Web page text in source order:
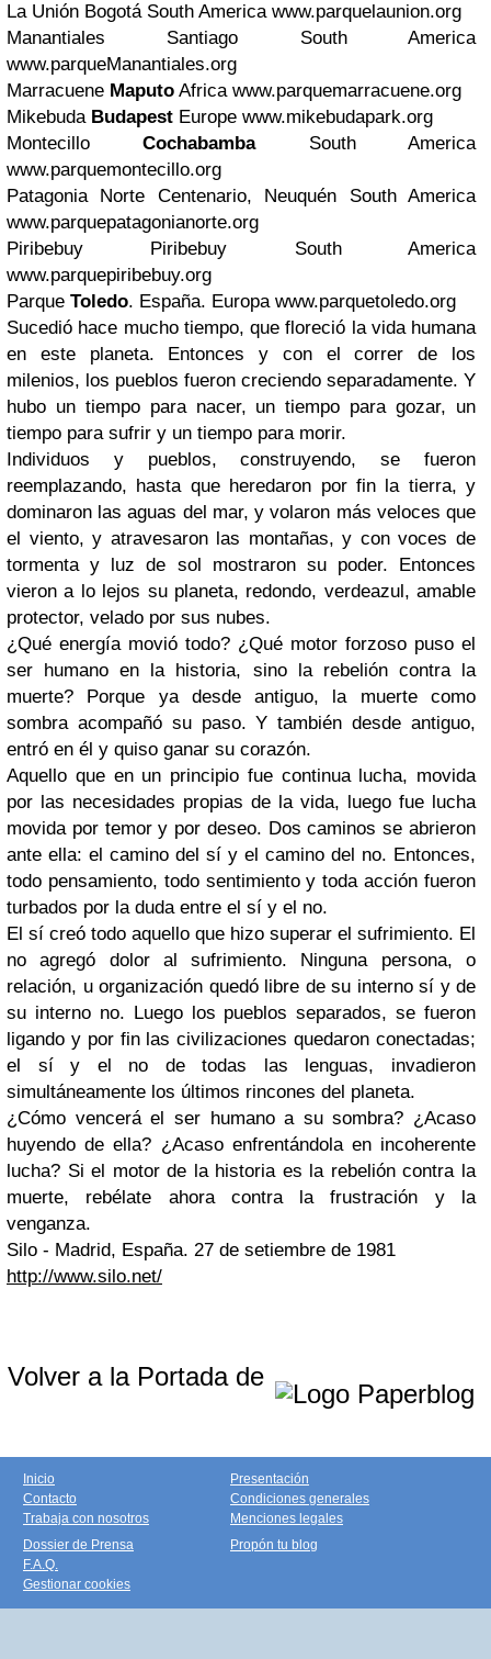
La Unión Bogotá South Americawww.parquelaunion.org
Manantiales Santiago South America
www.parqueManantiales.org
Marracuene Maputo Africa www.parquemarracuene.org
Mikebuda Budapest Europe www.mikebudapark.org
MontecilloCochabambaSouth America
www.parquemontecillo.org
Patagonia Norte Centenario, Neuquén South America
www.parquepatagonianorte.org
Piribebuy Piribebuy South America
www.parquepiribebuy.org
Parque Toledo. España. Europawww.parquetoledo.org
Sucedió hace mucho tiempo, que floreció la vida humana
en este planeta. Entonces y con el correr de los
milenios, los pueblos fueron creciendo separadamente. Y
hubo un tiempo para nacer, un tiempo para gozar, un
tiempo para sufrir y un tiempo para morir.
Individuos y pueblos, construyendo, se fueron
reemplazando, hasta que heredaron por fin la tierra, y
dominaron las aguas del mar, y volaron más veloces que
el viento, y atravesaron las montañas, y con voces de
tormenta y luz de sol mostraron su poder. Entonces
vieron a lo lejos su planeta, redondo, verdeazul, amable
protector, velado por sus nubes.
¿Qué energía movió todo? ¿Qué motor forzoso puso el
ser humano en la historia, sino la rebelión contra la
muerte? Porque ya desde antiguo, la muerte como
sombra acompañó su paso. Y también desde antiguo,
entró en él y quiso ganar su corazón.
Aquello que en un principio fue continua lucha, movida
por las necesidades propias de la vida, luego fue lucha
movida por temor y por deseo. Dos caminos se abrieron
ante ella: el camino del sí y el camino del no. Entonces,
todo pensamiento, todo sentimiento y toda acción fueron
turbados por la duda entre el sí y el no.
El sí creó todo aquello que hizo superar el sufrimiento. El
no agregó dolor al sufrimiento. Ninguna persona, o
relación, u organización quedó libre de su interno sí y de
su interno no. Luego los pueblos separados, se fueron
ligando y por fin las civilizaciones quedaron conectadas;
el sí y el no de todas las lenguas, invadieron
simultáneamente los últimos rincones del planeta.
¿Cómo vencerá el ser humano a su sombra? ¿Acaso
huyendo de ella? ¿Acaso enfrentándola en incoherente
lucha? Si el motor de la historia es la rebelión contra la
muerte, rebélate ahora contra la frustración y la
venganza.
Silo - Madrid, España. 27 de setiembre de 1981
http://www.silo.net/
Volver a la Portada de
Inicio
Contacto
Trabaja con nosotros
Presentación
Condiciones generales
Menciones legales
Dossier de Prensa
F.A.Q.
Gestionar cookies
Propón tu blog